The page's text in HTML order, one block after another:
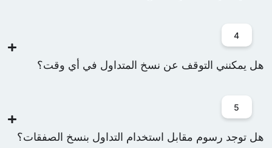
يمكنني التوقف عن نسخ المتداول في أي وقت؟
توجد رسوم مقابل استخدام التداول بنسخ الصفقات؟